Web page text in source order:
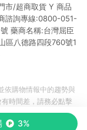
市/超商取貨 Y 商品
諮詢專線:0800-051-
藥商名稱:台灣屈臣
區八德路四段760號1
3%
依購物情報中的趨勢與
時間差，請務必點擊
資訊以合作廠商網頁為